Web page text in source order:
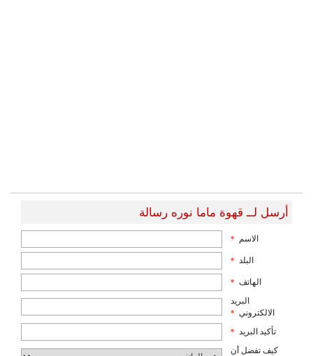
أرسل لــ قهوة ماما نوره رسالة
الاسم *
البلد *
الهاتف *
البريد
الالكتروني *
تأكيد البريد *
كيف تفضل أن